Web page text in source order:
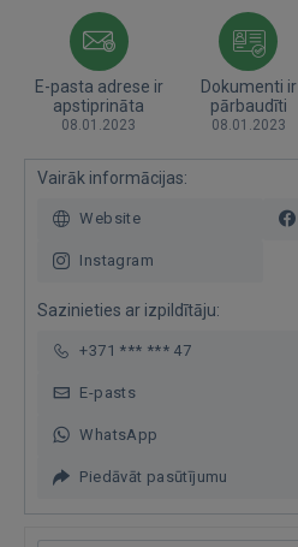
E-pasta adrese ir
apstiprināta
08.01.2023
Dokumenti ir
pārbaudīti
08.01.2023
Vairāk informācijas:
Website
Instagram
Sazinieties ar izpildītāju:
+371 *** *** 47
E-pasts
WhatsApp
Piedāvāt pasūtījumu